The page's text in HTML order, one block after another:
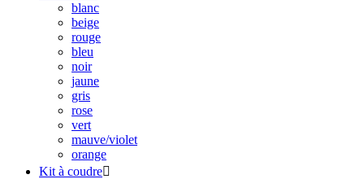
blanc
beige
rouge
bleu
noir
jaune
gris
rose
vert
mauve/violet
orange
Kit à coudre